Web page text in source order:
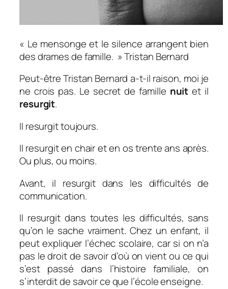
« Le mensonge et le silence arrangent bien
des drames de famille. »Tristan Bernard
Peut-être Tristan Bernard a-t-il raison, moi je
ne crois pas. Le secret de famille nuitet il
resurgit.
Il resurgit toujours.
Il resurgit en chair et en os trente ans après.
Ou plus, ou moins.
Avant, il resurgit dans les difficultés de
communication.
Il resurgit dans toutes les difficultés, sans
qu’on le sache vraiment. Chez un enfant, il
peut expliquer l’échec scolaire, car si on n’a
pas le droit de savoir d’où on vient ou ce qui
s’est passé dans l’histoire familiale, on
s’interdit de savoir ce que l’école enseigne.